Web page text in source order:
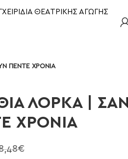
ΘΕΑΤΡΙΚΗΣ ΑΓΩΓΗΣ
ΠΕΝΤΕ ΧΡΟΝΙΑ
ΛΟΡΚΑ | ΣΑΝ
ΧΡΟΝΙΑ
€